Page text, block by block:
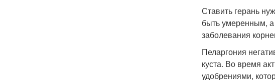
Ставить герань
быть умеренным, а
заболевания
Пеларгония
куста. Во время
удобрениями,